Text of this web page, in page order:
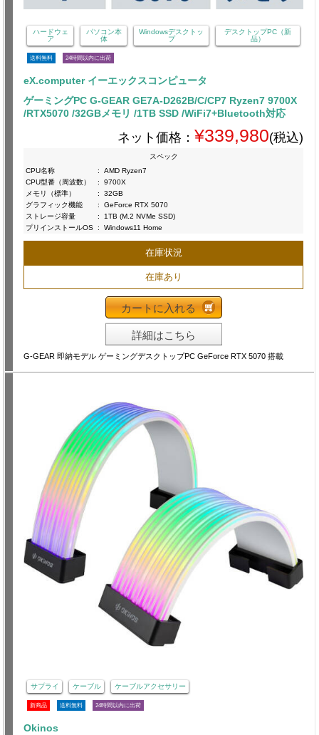
ハードウェ
ア
パソコン本
体
Windowsデスクトッ
プ
デスクトップPC（新
品）
送料無料 24時間以内に出荷
eX.computer イーエックスコンピュータ
ゲーミングPC G-GEAR GE7A-D262B/C/CP7 Ryzen7 9700X
/RTX5070 /32GBメモリ /1TB SSD /WiFi7+Bluetooth対応
ネット価格： ¥339,980(税込)
スペック
CPU名称
:
AMD Ryzen7
CPU型番（周波数）
:
9700X
メモリ（標準）
:
32GB
グラフィック機能
:
GeForce RTX 5070
ストレージ容量
:
1TB (M.2 NVMe SSD)
プリインストールOS : Windows11 Home
在庫状況
在庫あり
カートに入れる
詳細はこちら
G-GEAR 即納モデル ゲーミングデスクトップPC GeForce RTX 5070 搭載
サプライ ケーブル ケーブルアクセサリー
新商品 送料無料 24時間以内に出荷
Okinos